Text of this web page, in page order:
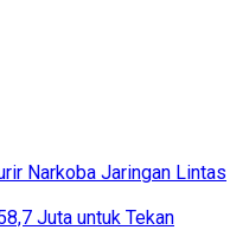
Narkoba Jaringan Lintas
Juta untuk Tekan